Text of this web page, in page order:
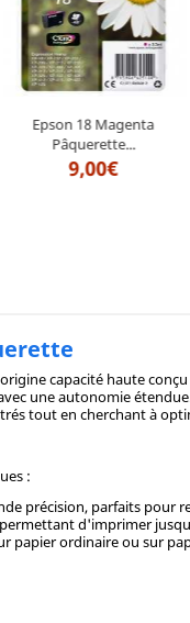
Epson 18 Magenta
Pâquerette...
9,00€
capacité haute
une autonomie
tout en cherchant à
:
précision, parfaits pour
d'imprimer
papier ordinaire ou sur